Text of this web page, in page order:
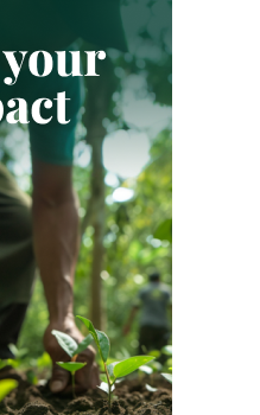
CO₂-VOETAFDRUK
INVESTEREN
ECOSYSTEEM
FRANKRIJK
OBLIGATIE
HERBEBOSSING
KENIA
KOFFIE